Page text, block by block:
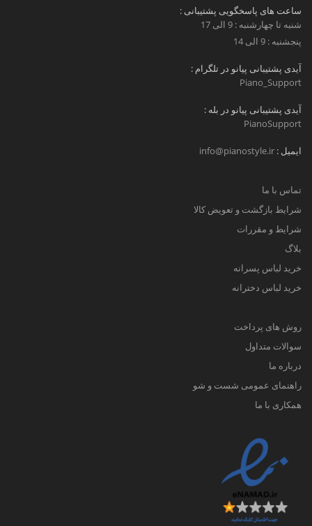
ساعت های پاسخگویی پشتیبانی :
شنبه تا چهارشنبه : 9 الی 17
پنجشنبه : 9 الی 14
آیدی پشتیبانی پیانو در تلگرام :
Piano_Support
آیدی پشتیبانی پیانو در بله :
PianoSupport
ایمیل : info@pianostyle.ir
تماس با ما
شرایط بازگشت و تعویض کالا
شرایط و مقررات
بلاگ
خرید لباس پسرانه
خرید لباس دخترانه
روش های پرداخت
سوالات متداول
درباره ما
راهنمای عمومی شست و شو
همکاری با ما